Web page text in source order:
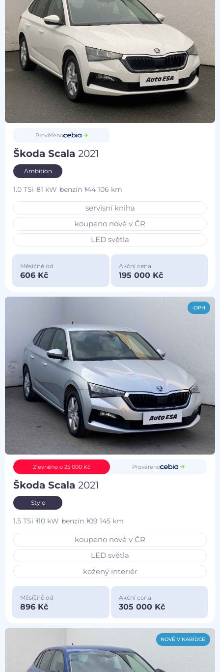
Prověřeno
Škoda Scala2021
Ambition
1.0 TSi 81 kW benzín 144 106 km
servisní kniha
koupeno nové v ČR
LED světla
Měsíčně od
606 Kč
Akční cena
195 000 Kč
-DPH
Zlevněno o 25 000 Kč Prověřeno
Škoda Scala2021
Style
1.5 TSi 110 kW benzín 109 145 km
koupeno nové v ČR
LED světla
kožený interiér
Měsíčně od
896 Kč
Akční cena
305 000 Kč
NOVĚ V NABÍDCE